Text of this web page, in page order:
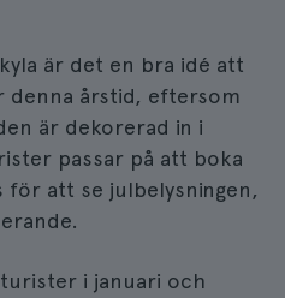
är det en bra idé att
denna årstid, eftersom
är dekorerad in i
passar på att boka
att se julbelysningen,
i januari och